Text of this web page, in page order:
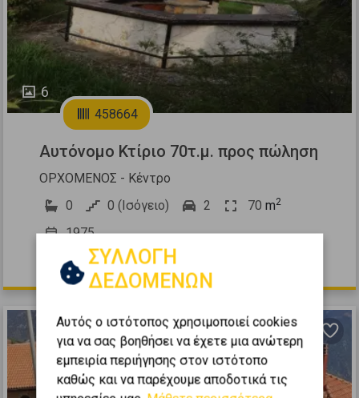
6
458664
Αυτόνομο Κτίριο 70τ.μ. προς πώληση
ΟΡΧΟΜΕΝΟΣ - Κέντρο
0
0 (Ισόγειο) 2 70 m2
1975
100.000 €ΣΥΛΛΟΓΗ
ΔΕΔΟΜΕΝΩΝ
Αυτός ο ιστότοπος χρησιμοποιεί cookies
για να σας βοηθήσει να έχετε μια ανώτερη
εμπειρία περιήγησης στον ιστότοπο
καθώς και να παρέχουμε αποδοτικά τις